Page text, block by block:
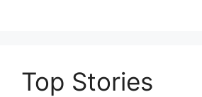
Top Stories